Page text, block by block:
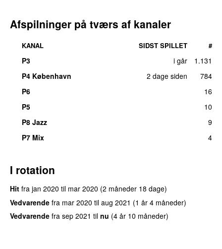
Afspilninger på tværs af kanaler
KANAL SIDST SPILLET #
P3 i går
1.131
P4 København
2 dage siden
784
P6
16
P5
10
P8 Jazz
9
P7 Mix
4
I rotation
Hit fra jan 2020 til mar 2020 (2 måneder 18 dage)
Vedvarende fra mar 2020 til aug 2021 (1 år 4 måneder)
Vedvarende fra sep 2021 til nu (4 år 10 måneder)